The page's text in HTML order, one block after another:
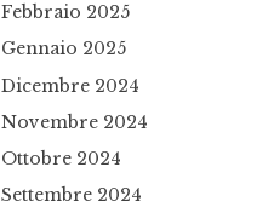
Febbraio 2025
Gennaio 2025
Dicembre 2024
Novembre 2024
Ottobre 2024
Settembre 2024